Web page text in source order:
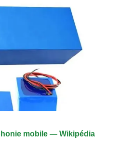
mobile — Wikipédia